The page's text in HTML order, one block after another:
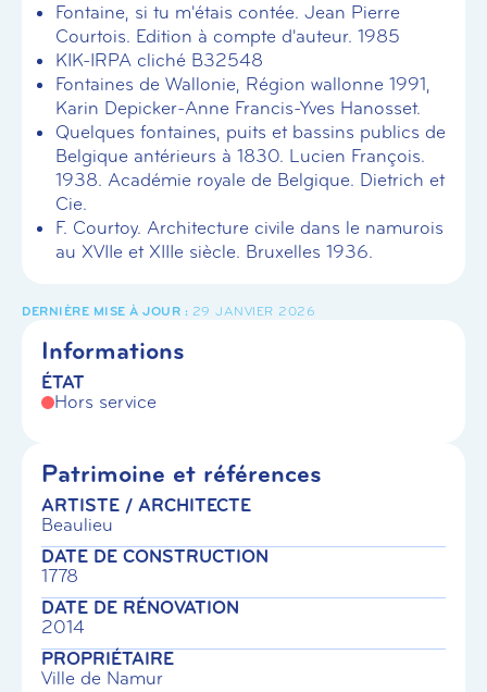
Fontaine, si tu m'étais contée. Jean Pierre
Courtois. Edition à compte d'auteur. 1985
KIK-IRPA cliché B32548
Fontaines de Wallonie, Région wallonne 1991,
Karin Depicker-Anne Francis-Yves Hanosset.
Quelques fontaines, puits et bassins publics de
Belgique antérieurs à 1830. Lucien François.
1938. Académie royale de Belgique. Dietrich et
Cie.
F. Courtoy. Architecture civile dans le namurois
au XVIIe et XIIIe siècle. Bruxelles 1936.
29 JANVIER 2026
Informations
ÉTAT
Hors service
Patrimoine et références
ARTISTE / ARCHITECTE
Beaulieu
DATE DE CONSTRUCTION
1778
DATE DE RÉNOVATION
2014
PROPRIÉTAIRE
Ville de Namur